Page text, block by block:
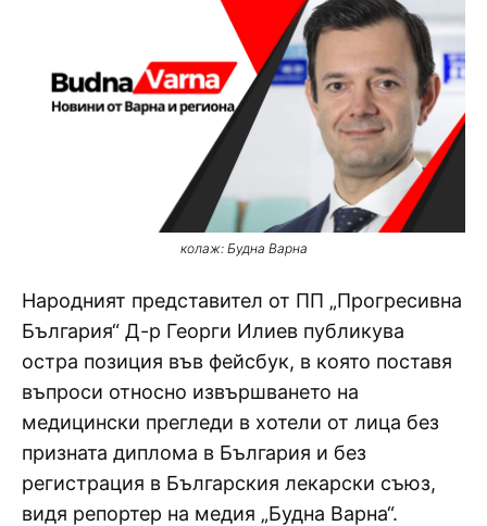
колаж: Будна Варна
Народният представител от ПП „Прогресивна
България“ Д-р Георги Илиев публикува
остра позиция във фейсбук, в която поставя
въпроси относно извършването на
медицински прегледи в хотели от лица без
призната диплома в България и без
регистрация в Българския лекарски съюз,
видя репортер на медия „Будна Варна“.